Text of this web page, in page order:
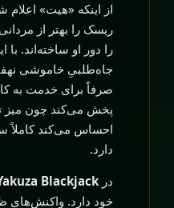
از اینکه «هیت»
ریسک را بهتر از
را دور او ساخته‌اند.
جاه‌طلبیِ خاموشی
صرفاً برای خدمت به
پخش می‌کند چون میز
احساس می‌کند کاملاً
دارد.
درBlackjack
خود دارد.